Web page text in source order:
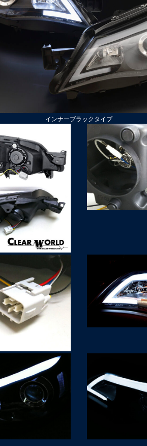
インナーブラックタイプ